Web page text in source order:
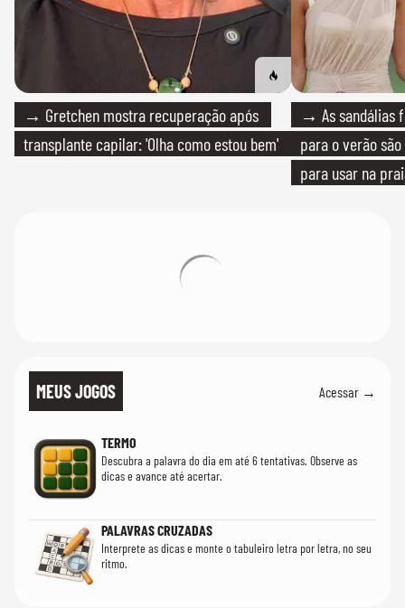
→ Gretchen mostra recuperação após
transplante capilar: 'Olha como estou bem'
→ As sandálias
para o verão
para usar na
MEUS JOGOS Acessar →
TERMO
Descubra a palavra do dia em até 6 tentativas. Observe as
dicas e avance até acertar.
PALAVRAS CRUZADAS
Interprete as dicas e monte o tabuleiro letra por letra, no seu
ritmo.